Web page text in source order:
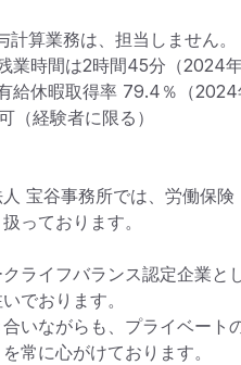
計算業務は、担当しません。
業時間は2時間45分（2024年
給休暇取得率 79.4％（2024
（経験者に限る）
宝谷事務所では、労働保
っております。
ライフバランス認定企業と
でおります。
いながらも、プライベート
常に心がけております。